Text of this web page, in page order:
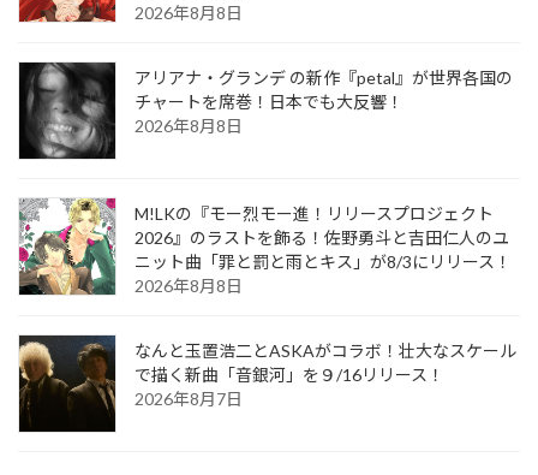
2026年8月8日
アリアナ・グランデ の新作『petal』が世界各国の
チャートを席巻！日本でも大反響！
2026年8月8日
M!LKの『モー烈モー進！リリースプロジェクト
2026』のラストを飾る！佐野勇斗と吉田仁人のユ
ニット曲「罪と罰と雨とキス」が8/3にリリース！
2026年8月8日
なんと玉置浩二とASKAがコラボ！壮大なスケール
で描く新曲「音銀河」を９/16リリース！
2026年8月7日